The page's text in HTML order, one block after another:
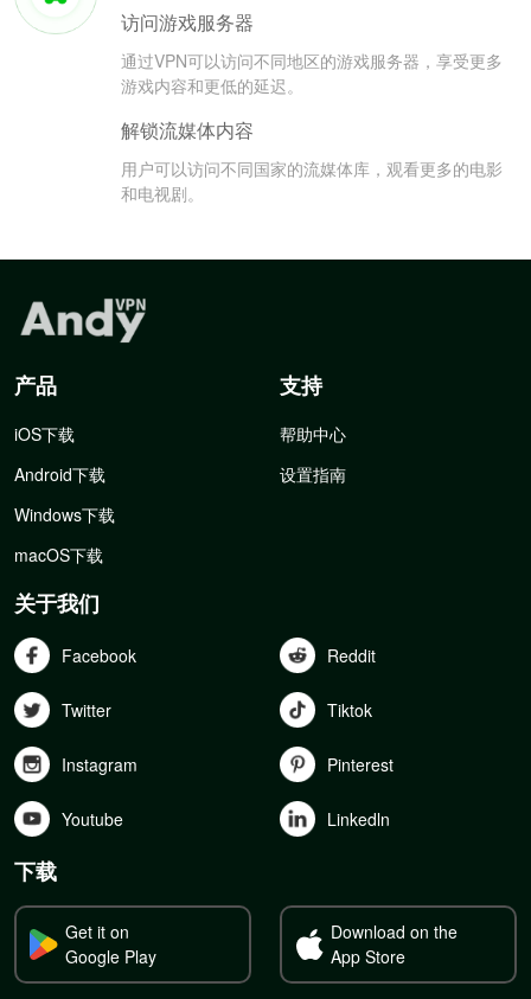
访问游戏服务器
通过VPN可以访问不同地区的游戏服务器，享受更多
游戏内容和更低的延迟。
解锁流媒体内容
用户可以访问不同国家的流媒体库，观看更多的电影
和电视剧。
产品
iOS下载
Android下载
Windows下载
macOS下载
支持
帮助中心
设置指南
关于我们
Facebook Reddit
Twitter Tiktok
Instagram Pinterest
Youtube Linkedln
下载
Get it on
Google Play
Download on the
App Store